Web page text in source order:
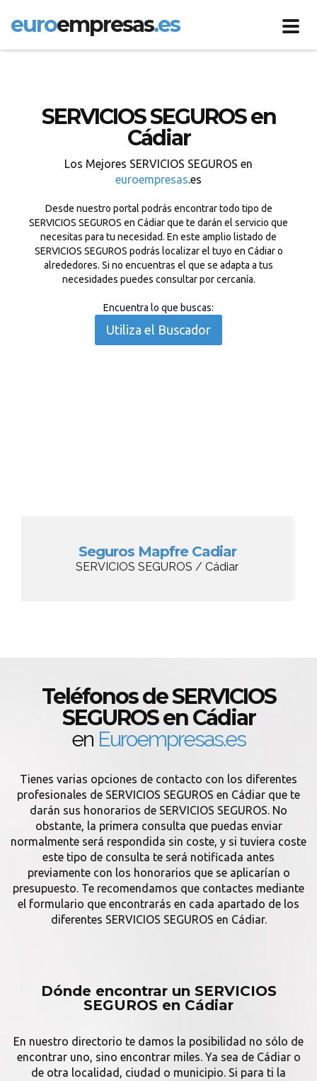
euroempresas.es
SERVICIOS SEGUROS en
Cádiar
Los Mejores SERVICIOS SEGUROS en
euroempresas.es
Desde nuestro portal podrás encontrar todo tipo de
SERVICIOS SEGUROS en Cádiar que te darán el servicio que
necesitas para tu necesidad. En este amplio listado de
SERVICIOS SEGUROS podrás localizar el tuyo en Cádiar o
alrededores. Si no encuentras el que se adapta a tus
necesidades puedes consultar por cercanía.
Encuentra lo que buscas:
Utiliza el Buscador
Seguros Mapfre Cadiar
SERVICIOS SEGUROS / Cádiar
Teléfonos de SERVICIOS
SEGUROS en Cádiar
en Euroempresas.es
Tienes varias opciones de contacto con los diferentes
profesionales de SERVICIOS SEGUROS en Cádiar que te
darán sus honorarios de SERVICIOS SEGUROS. No
obstante, la primera consulta que puedas enviar
normalmente será respondida sin coste, y si tuviera coste
este tipo de consulta te será notificada antes
previamente con los honorarios que se aplicarían o
presupuesto. Te recomendamos que contactes mediante
el formulario que encontrarás en cada apartado de los
diferentes SERVICIOS SEGUROS en Cádiar.
Dónde encontrar un SERVICIOS
SEGUROS en Cádiar
En nuestro directorio te damos la posibilidad no sólo de
encontrar uno, sino encontrar miles. Ya sea de Cádiar o
de otra localidad, ciudad o municipio. Si para ti la